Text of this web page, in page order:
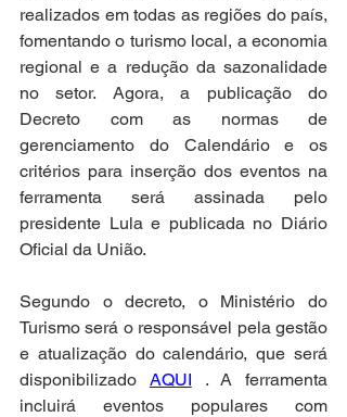
realizados em todas as regiões do país,
fomentando o turismo local, a economia
regional e a redução da sazonalidade
no setor. Agora, a publicação do
Decreto com as normas de
gerenciamento do Calendário e os
critérios para inserção dos eventos na
ferramenta será assinada pelo
presidente Lula e publicada no Diário
Oficial da União.
Segundo o decreto, o Ministério do
Turismo será o responsável pela gestão
e atualização do calendário, que será
disponibilizado AQUI . A ferramenta
incluirá eventos populares com